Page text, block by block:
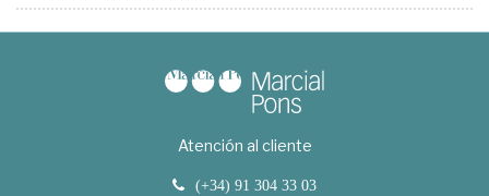
Atención al cliente
(+34) 91 304 33 03